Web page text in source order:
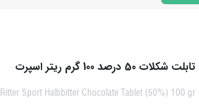
تابلت شکلات 50 درصد 100 گرم ریتر اسپرت
Ritter Sport Halbbitter Chocolate Tablet (50%) 100 gr